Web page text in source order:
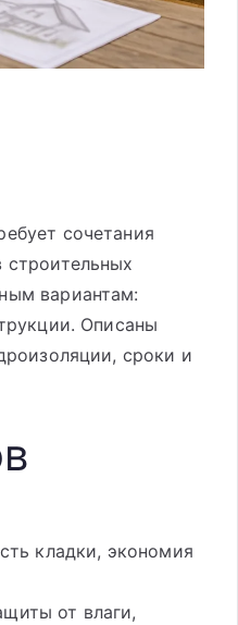
сочетания
вариантам:
Описаны
сроки и
кладки, экономия
от влаги,